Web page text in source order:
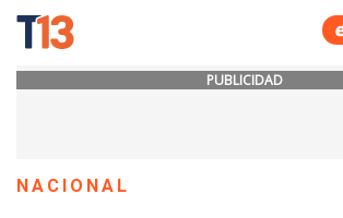
PUBLICIDAD
NACIONAL